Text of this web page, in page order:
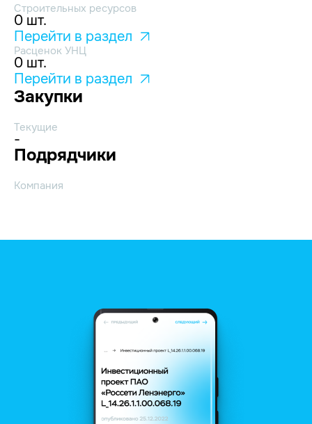
Строительных ресурсов
0 шт.
Перейти в раздел
Расценок УНЦ
0 шт.
Перейти в раздел
Закупки
Текущие
-
Подрядчики
Компания